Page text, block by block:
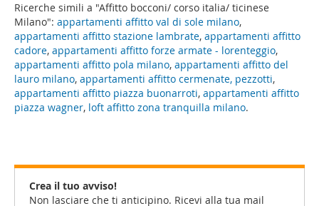
Ricerche simili a "Affitto bocconi/ corso italia/ ticinese
Milano": appartamenti affitto val di sole milano,
appartamenti affitto stazione lambrate, appartamenti affitto
cadore, appartamenti affitto forze armate - lorenteggio,
appartamenti affitto pola milano, appartamenti affitto del
lauro milano, appartamenti affitto cermenate, pezzotti,
appartamenti affitto piazza buonarroti, appartamenti affitto
piazza wagner, loft affitto zona tranquilla milano.
Crea il tuo avviso!
Non lasciare che ti anticipino. Ricevi alla tua mail